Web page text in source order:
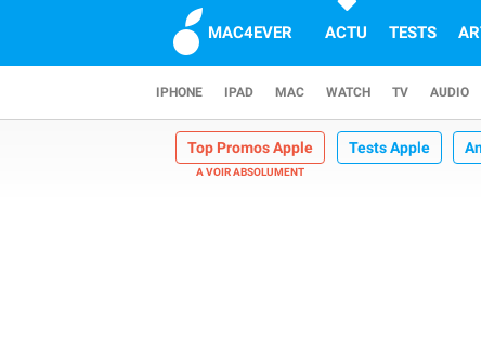
MAC4EVER ACTU TESTS
IPHONE IPAD MAC WATCH TV AUDIO
Top Promos Apple Tests Apple